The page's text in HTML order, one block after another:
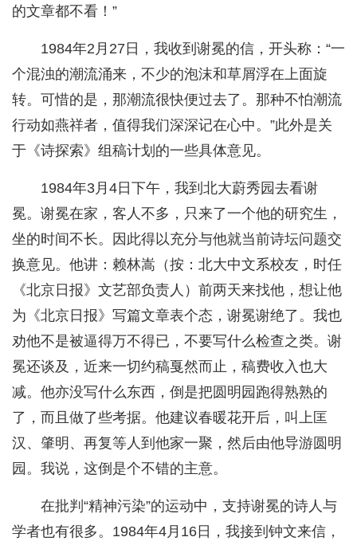
的文章都不看！”
1984年2月27日，我收到谢冕的信，开头称：“一
个混浊的潮流涌来，不少的泡沫和草屑浮在上面旋
转。可惜的是，那潮流很快便过去了。那种不怕潮流
行动如燕祥者，值得我们深深记在心中。”此外是关
于《诗探索》组稿计划的一些具体意见。
1984年3月4日下午，我到北大蔚秀园去看谢
冕。谢冕在家，客人不多，只来了一个他的研究生，
坐的时间不长。因此得以充分与他就当前诗坛问题交
换意见。他讲：赖林嵩（按：北大中文系校友，时任
《北京日报》文艺部负责人）前两天来找他，想让他
为《北京日报》写篇文章表个态，谢冕谢绝了。我也
劝他不是被逼得万不得已，不要写什么检查之类。谢
冕还谈及，近来一切约稿戛然而止，稿费收入也大
减。他亦没写什么东西，倒是把圆明园跑得熟熟的
了，而且做了些考据。他建议春暖花开后，叫上匡
汉、肇明、再复等人到他家一聚，然后由他导游圆明
园。我说，这倒是个不错的主意。
在批判“精神污染”的运动中，支持谢冕的诗人与
学者也有很多。1984年4月16日，我接到钟文来信，